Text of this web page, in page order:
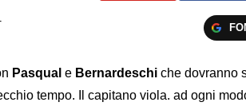
Pasqual e Bernardeschi che dovranno
tempo. Il capitano viola. ad ogni